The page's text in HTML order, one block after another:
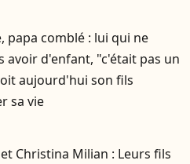
papa comblé : lui qui ne
avoir d'enfant, "c'était pas un
aujourd'hui son fils
sa vie
Christina Milian : Leurs fils